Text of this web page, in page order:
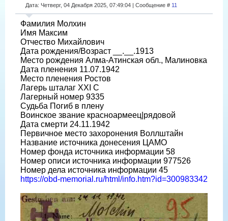
Дата: Четверг, 04 Декабря 2025, 07:49:04 | Сообщение # 11
Фамилия Молхин
Имя Максим
Отчество Михайлович
Дата рождения/Возраст __.__.1913
Место рождения Алма-Атинская обл., Малиновка
Дата пленения 11.07.1942
Место пленения Ростов
Лагерь шталаг XXI C
Лагерный номер 9335
Судьба Погиб в плену
Воинское звание красноармеец|рядовой
Дата смерти 24.11.1942
Первичное место захоронения Воллштайн
Название источника донесения ЦАМО
Номер фонда источника информации 58
Номер описи источника информации 977526
Номер дела источника информации 45
https://obd-memorial.ru/html/info.htm?id=300983342